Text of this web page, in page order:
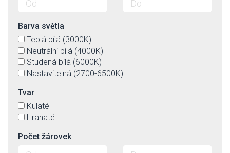
Barva světla
Teplá bílá (3000K)
Neutrální bílá (4000K)
Studená bílá (6000K)
Nastavitelná (2700-6500K)
Tvar
Kulaté
Hranaté
Počet žárovek